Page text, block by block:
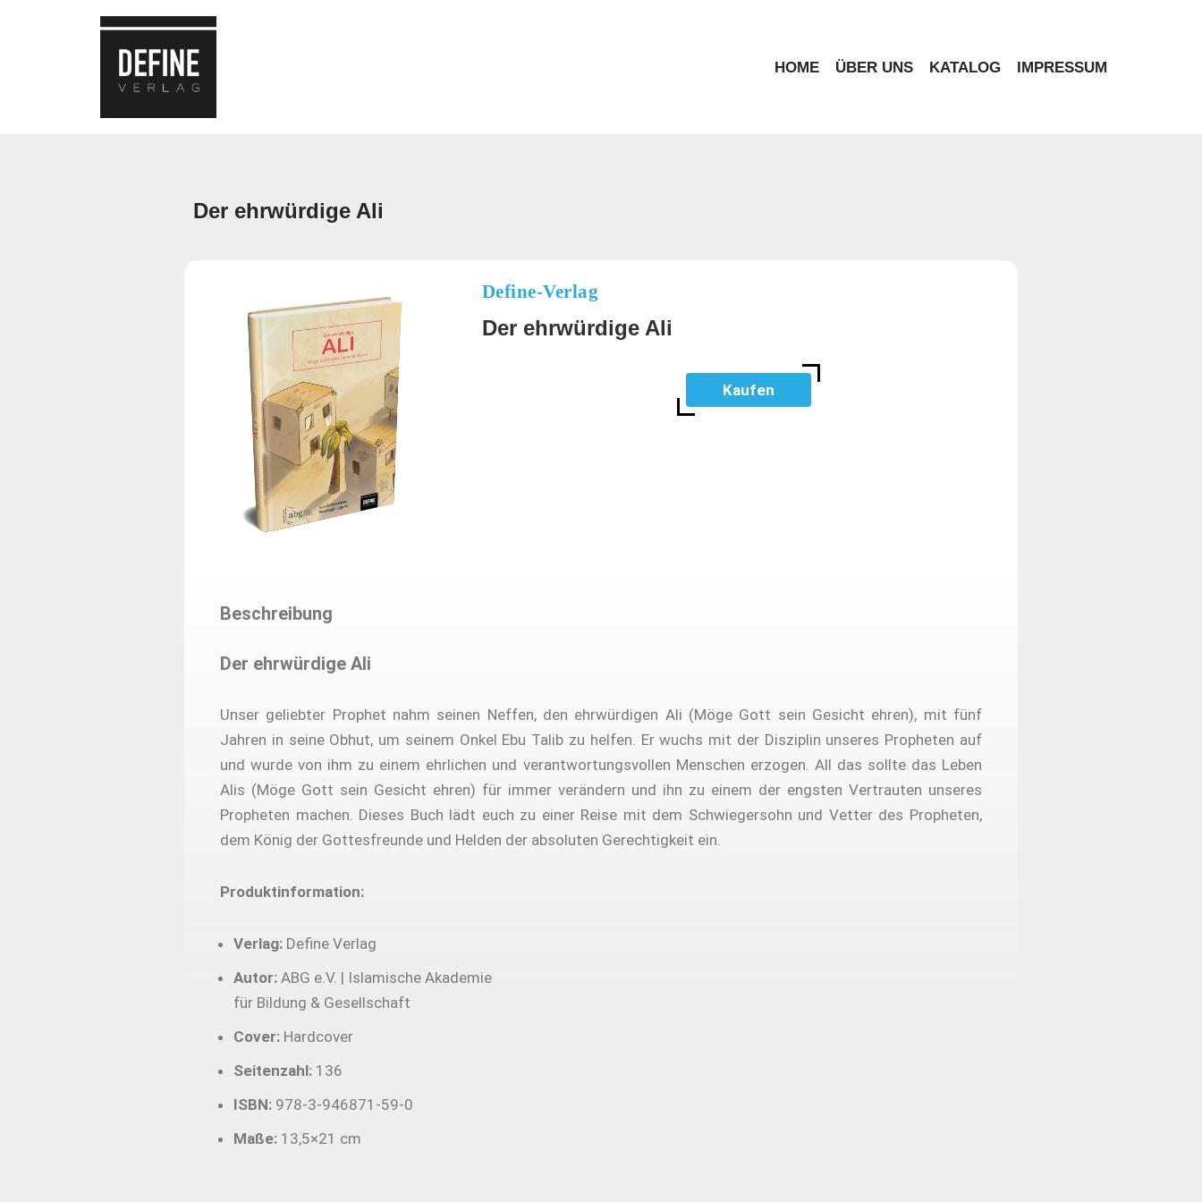
HOME ÜBER UNS KATALOG IMPRESSUM
Der ehrwürdige Ali
Define-Verlag
Der ehrwürdige Ali
Kaufen
Beschreibung
Der ehrwürdige Ali
Unser geliebter Prophet nahm seinen Neffen, den ehrwürdigen Ali (Möge Gott sein Gesicht ehren), mit fünf
Jahren in seine Obhut, um seinem Onkel Ebu Talib zu helfen. Er wuchs mit der Disziplin unseres Propheten auf
und wurde von ihm zu einem ehrlichen und verantwortungsvollen Menschen erzogen. All das sollte das Leben
Alis (Möge Gott sein Gesicht ehren) für immer verändern und ihn zu einem der engsten Vertrauten unseres
Propheten machen. Dieses Buch lädt euch zu einer Reise mit dem Schwiegersohn und Vetter des Propheten,
dem König der Gottesfreunde und Helden der absoluten Gerechtigkeit ein.
Produktinformation:
Verlag: Define Verlag
Autor: ABG e.V. | Islamische Akademie
für Bildung & Gesellschaft
Cover: Hardcover
Seitenzahl: 136
ISBN: 978-3-946871-59-0
Maße: 13,5×21 cm